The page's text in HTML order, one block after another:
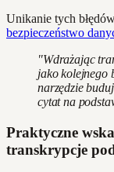
Unikanie tych
bezpieczeństwo
"Wdrażając
jako kolejnego
narzędzie
cytat na
Praktyczne
transkrypcje